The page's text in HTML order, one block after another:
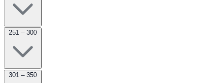
251 – 300
301 – 350